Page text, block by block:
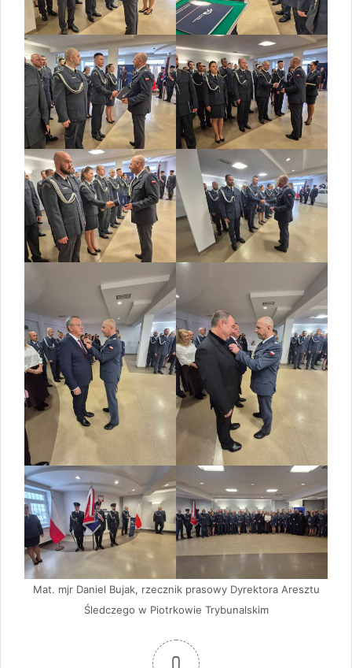
Mat. mjr Daniel Bujak, rzecznik prasowy Dyrektora Aresztu
Śledczego w Piotrkowie Trybunalskim